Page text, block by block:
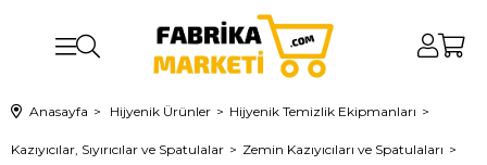
Anasayfa Hijyenik Ürünler Hijyenik Temizlik Ekipmanları
Kazıyıcılar, Sıyırıcılar ve Spatulalar Zemin Kazıyıcıları ve Spatulaları